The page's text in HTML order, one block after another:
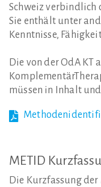
Schweiz verbindlich
Sie enthält unter
Kenntnisse,
Die von der OdA
müssen in Inhalt
METID
Die Kurzfassung